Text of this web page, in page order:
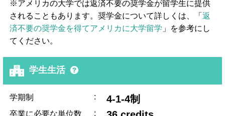
※アメリカの大学では返済不要の奨学金が留学生に提供
されることもあります。奨学金について詳しくは、「返
済不要の奨学金を得てアメリカに大学留学 」を参考にし
てください。
学生生活
学期制 : 4-1-4制
卒業に必要な単位数 :